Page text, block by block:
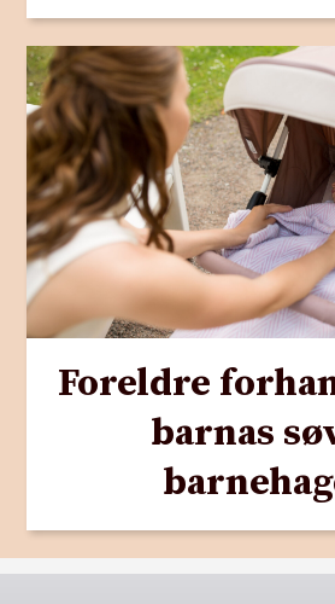
Foreldre
barnas